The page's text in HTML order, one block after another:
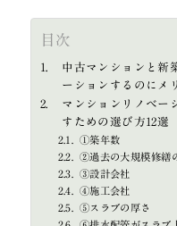
目次
中古マンションと新
ーションするのにメ
マンションリノベー
すための選び方12選
①築年数
②過去の大規模修繕
③設計会社
④施工会社
⑤スラブの厚さ